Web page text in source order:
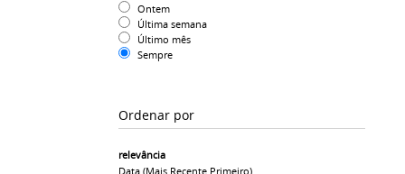
Ontem
Última semana
Último mês
Sempre
Ordenar por
relevância
Data (mais Recente Primeiro)